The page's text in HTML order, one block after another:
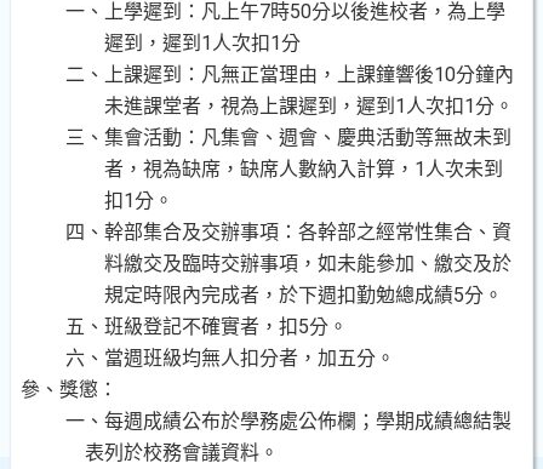
一、上學遲到：凡上午7時50分以後進校者，為上學
遲到，遲到1人次扣1分
二、上課遲到：凡無正當理由，上課鐘響後10分鐘內
未進課堂者，視為上課遲到，遲到1人次扣1分。
三、集會活動：凡集會、週會、慶典活動等無故未到
者，視為缺席，缺席人數納入計算， 1人次未到
扣1分。
四、幹部集合及交辦事項：各幹部之經常性集合、資
料繳交及臨時交辦事項，如未能參加、繳交及於
規定時限內完成者，於下週扣勤勉總成績5分。
五、班級登記不確實者，扣5分。
六、當週班級均無人扣分者，加五分。
參、獎懲：
一、每週成績公布於學務處公佈欄；學期成績總結製
表列於校務會議資料。